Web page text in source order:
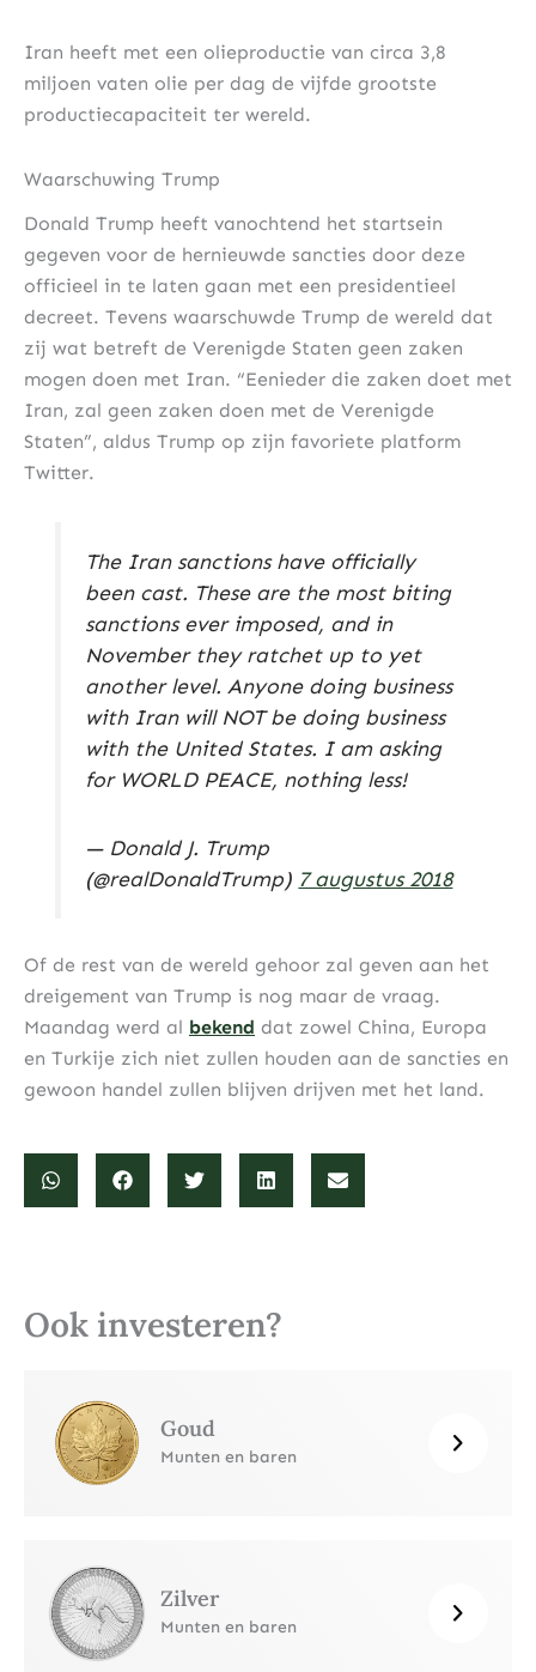
Iran heeft met een olieproductie van circa 3,8
miljoen vaten olie per dag de vijfde grootste
productiecapaciteit ter wereld.
Waarschuwing Trump
Donald Trump heeft vanochtend het startsein
gegeven voor de hernieuwde sancties door deze
officieel in te laten gaan met een presidentieel
decreet. Tevens waarschuwde Trump de wereld dat
zij wat betreft de Verenigde Staten geen zaken
mogen doen met Iran. “Eenieder die zaken doet met
Iran, zal geen zaken doen met de Verenigde
Staten”, aldus Trump op zijn favoriete platform
Twitter.
The Iran sanctions have officially
been cast. These are the most biting
sanctions ever imposed, and in
November they ratchet up to yet
another level. Anyone doing business
with Iran will NOT be doing business
with the United States. I am asking
for WORLD PEACE, nothing less!
— Donald J. Trump
(@realDonaldTrump) 7 augustus 2018
Of de rest van de wereld gehoor zal geven aan het
dreigement van Trump is nog maar de vraag.
Maandag werd al bekend dat zowel China, Europa
en Turkije zich niet zullen houden aan de sancties en
gewoon handel zullen blijven drijven met het land.
Ook investeren?
Goud
Munten en baren
Zilver
Munten en baren